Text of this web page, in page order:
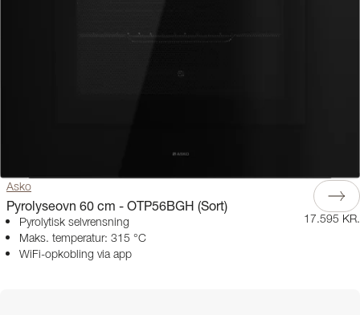
Asko
Pyrolyseovn 60 cm - OTP56BGH (Sort)
Pyrolytisk selvrensning
Maks. temperatur: 315 °C
WiFi-opkobling via app
17.595 KR.